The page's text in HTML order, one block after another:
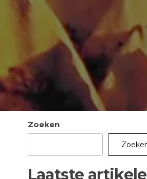
Zoeken
Laatste